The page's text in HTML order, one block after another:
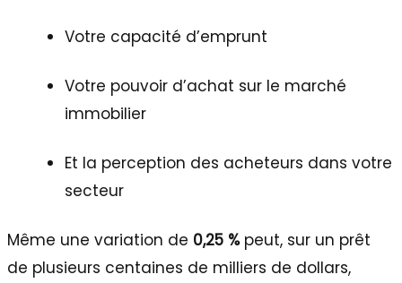
Votre capacité d’emprunt
Votre pouvoir d’achat sur le marché
immobilier
Et la perception des acheteurs dans votre
secteur
Même une variation de 0,25 %peut, sur un prêt
de plusieurs centaines de milliers de dollars,